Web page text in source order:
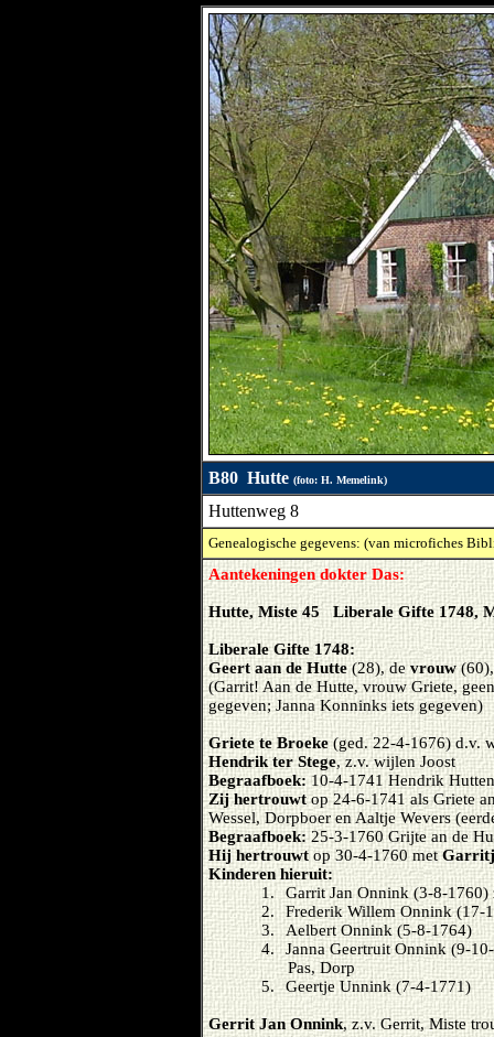
B80 Hutte (foto: H. Memelink)
Huttenweg 8
Genealogische gegevens: (van microfiches
Aantekeningen dokter Das:
Hutte, Miste 45 Liberale Gifte 1748,
Liberale Gifte 1748:
Geert aan de Hutte(28), devrouw
(Garrit! Aan de Hutte, vrouw Griete,
gegeven; Janna Konninks iets gegeven)
Griete te Broeke(ged. 22-4-1676) d.v.
Hendrik ter Stege, z.v. wijlen Joost
Begraafboek:10-4-1741 Hendrik Hutten
Zij hertrouwtop 24-6-1741 als Griete
Wessel, Dorpboer en Aaltje Wevers
Begraafboek:25-3-1760 Grijte an de
Hij hertrouwt op 30-4-1760 met
Kinderen hieruit:
1.
Garrit Jan Onnink (3-8-1760)
2.
Frederik Willem Onnink (17-
3.
Aelbert Onnink (5-8-1764)
4.
Janna Geertruit Onnink (9-
Pas, Dorp
5.
Geertje Unnink (7-4-1771)
Gerrit Jan Onnink, z.v. Gerrit, Miste